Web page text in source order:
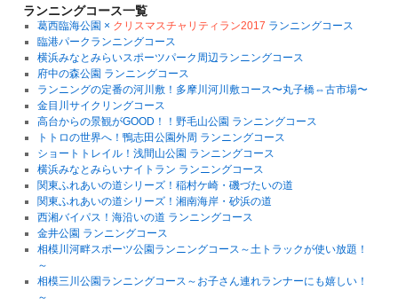
す
ランニングコース一覧
葛西臨海公園 × クリスマスチャリティラン2017 ランニングコース
臨港パークランニングコース
横浜みなとみらいスポーツパーク周辺ランニングコース
府中の森公園 ランニングコース
ランニングの定番の河川敷！多摩川河川敷コース〜丸子橋⇔古市場〜
金目川サイクリングコース
高台からの景観がGOOD！！野毛山公園 ランニングコース
トトロの世界へ！鴨志田公園外周 ランニングコース
ショートトレイル！浅間山公園 ランニングコース
横浜みなとみらいナイトラン ランニングコース
関東ふれあいの道シリーズ！稲村ケ崎・磯づたいの道
関東ふれあいの道シリーズ！湘南海岸・砂浜の道
西湘バイパス！海沿いの道 ランニングコース
金井公園 ランニングコース
相模川河畔スポーツ公園ランニングコース～土トラックが使い放題！
～
相模三川公園ランニングコース～お子さん連れランナーにも嬉しい！
～